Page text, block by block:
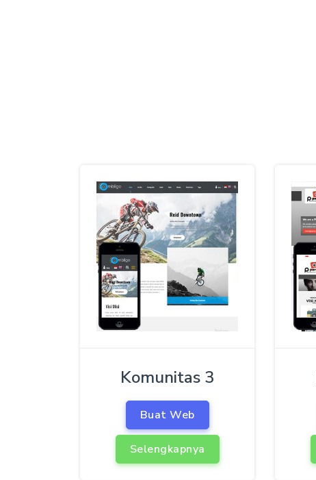
Komunitas 3
Buat Web
Selengkapnya